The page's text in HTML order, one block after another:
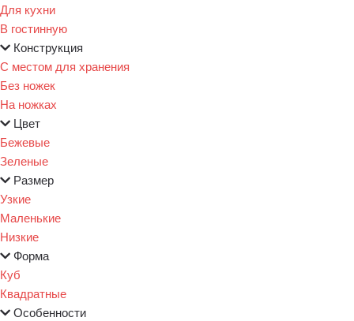
Для кухни
В гостинную
Конструкция
С местом для хранения
Без ножек
На ножках
Цвет
Бежевые
Зеленые
Размер
Узкие
Маленькие
Низкие
Форма
Куб
Квадратные
Особенности